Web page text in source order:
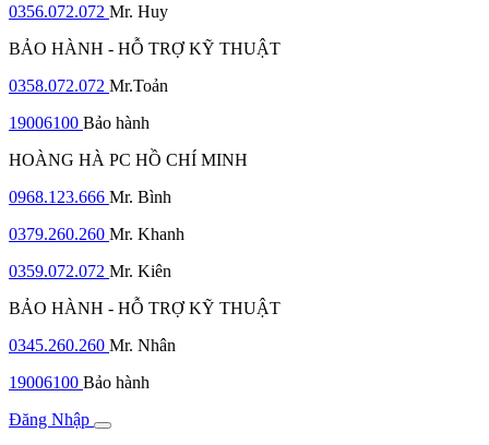
0356.072.072 Mr. Huy
BẢO HÀNH - HỖ TRỢ KỸ THUẬT
0358.072.072 Mr.Toản
19006100 Bảo hành
HOÀNG HÀ PC HỒ CHÍ MINH
0968.123.666 Mr. Bình
0379.260.260 Mr. Khanh
0359.072.072 Mr. Kiên
BẢO HÀNH - HỖ TRỢ KỸ THUẬT
0345.260.260 Mr. Nhân
19006100 Bảo hành
Đăng Nhập